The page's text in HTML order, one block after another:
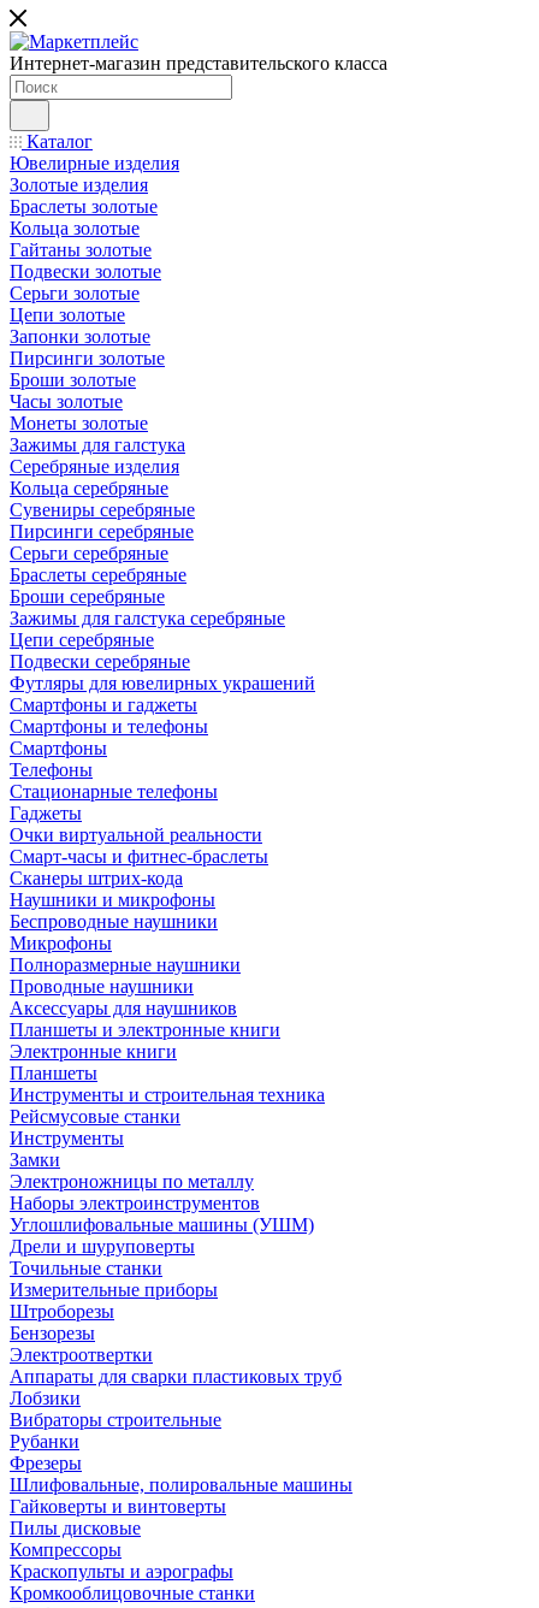
Интернет-магазин представительского класса
Каталог
Ювелирные изделия
Золотые изделия
Браслеты золотые
Кольца золотые
Гайтаны золотые
Подвески золотые
Серьги золотые
Цепи золотые
Запонки золотые
Пирсинги золотые
Броши золотые
Часы золотые
Монеты золотые
Зажимы для галстука
Серебряные изделия
Кольца серебряные
Сувениры серебряные
Пирсинги серебряные
Серьги серебряные
Браслеты серебряные
Броши серебряные
Зажимы для галстука серебряные
Цепи серебряные
Подвески серебряные
Футляры для ювелирных украшений
Смартфоны и гаджеты
Смартфоны и телефоны
Смартфоны
Телефоны
Стационарные телефоны
Гаджеты
Очки виртуальной реальности
Смарт-часы и фитнес-браслеты
Сканеры штрих-кода
Наушники и микрофоны
Беспроводные наушники
Микрофоны
Полноразмерные наушники
Проводные наушники
Аксессуары для наушников
Планшеты и электронные книги
Электронные книги
Планшеты
Инструменты и строительная техника
Рейсмусовые станки
Инструменты
Замки
Электроножницы по металлу
Наборы электроинструментов
Углошлифовальные машины (УШМ)
Дрели и шуруповерты
Точильные станки
Измерительные приборы
Штроборезы
Бензорезы
Электроотвертки
Аппараты для сварки пластиковых труб
Лобзики
Вибраторы строительные
Рубанки
Фрезеры
Шлифовальные, полировальные машины
Гайковерты и винтоверты
Пилы дисковые
Компрессоры
Краскопульты и аэрографы
Кромкооблицовочные станки